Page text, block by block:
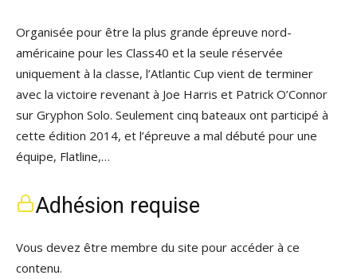
Organisée pour être la plus grande épreuve nord-
américaine pour les Class40 et la seule réservée
uniquement à la classe, l’Atlantic Cup vient de terminer
avec la victoire revenant à Joe Harris et Patrick O’Connor
sur Gryphon Solo. Seulement cinq bateaux ont participé à
cette édition 2014, et l’épreuve a mal débuté pour une
équipe, Flatline,…
Adhésion requise
Vous devez être membre du site pour accéder à ce
contenu.